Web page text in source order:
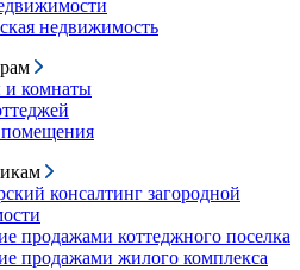
недвижимость
и комнаты
консалтинг загородной
продажами коттеджного поселка
продажами жилого комплекса